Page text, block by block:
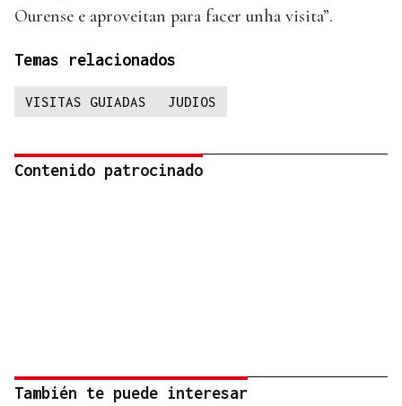
Ourense e aproveitan para facer unha visita”.
Temas relacionados
VISITAS GUIADAS JUDIOS
Contenido patrocinado
También te puede interesar